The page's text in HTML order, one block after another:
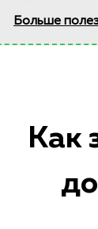
Больше
Как